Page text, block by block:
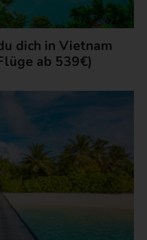
dich in Vietnam
ab 539€)